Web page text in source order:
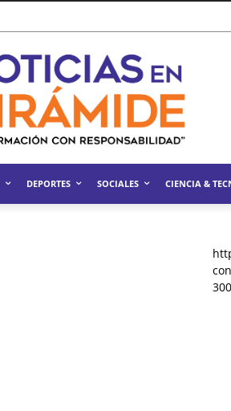
DEPORTES SOCIALES CIENCIA &